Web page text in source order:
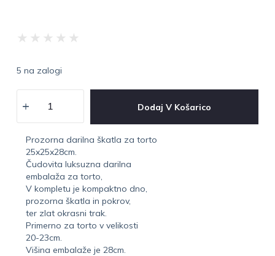
★ ★ ★ ★ ★
5 na zalogi
Dodaj V Košarico
Prozorna darilna škatla za torto
25x25x28cm.
Čudovita luksuzna darilna
embalaža za torto,
V kompletu je kompaktno dno,
prozorna škatla in pokrov,
ter zlat okrasni trak.
Primerno za torto v velikosti
20-23cm.
Višina embalaže je 28cm.